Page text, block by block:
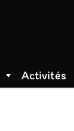
Activités